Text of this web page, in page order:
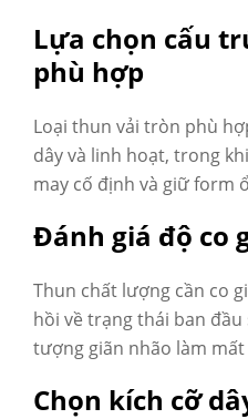
Lựa chọn cấu
phù hợp
Loại thun vải tròn phù
dây và linh hoạt, trong
may cố định và giữ form
Đánh giá độ co
Thun chất lượng cần co
hồi về trạng thái ban
tượng giãn nhão làm
Chọn kích cỡ